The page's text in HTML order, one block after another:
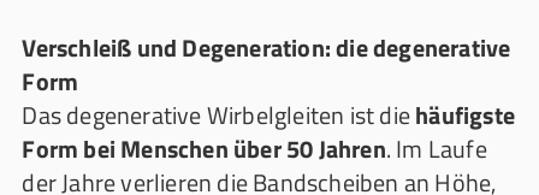
Verschleiß und Degeneration: die degenerative
Form
Das degenerative Wirbelgleiten ist diehäufigste
Form bei Menschen über 50 Jahren. Im Laufe
der Jahre verlieren die Bandscheiben an Höhe,